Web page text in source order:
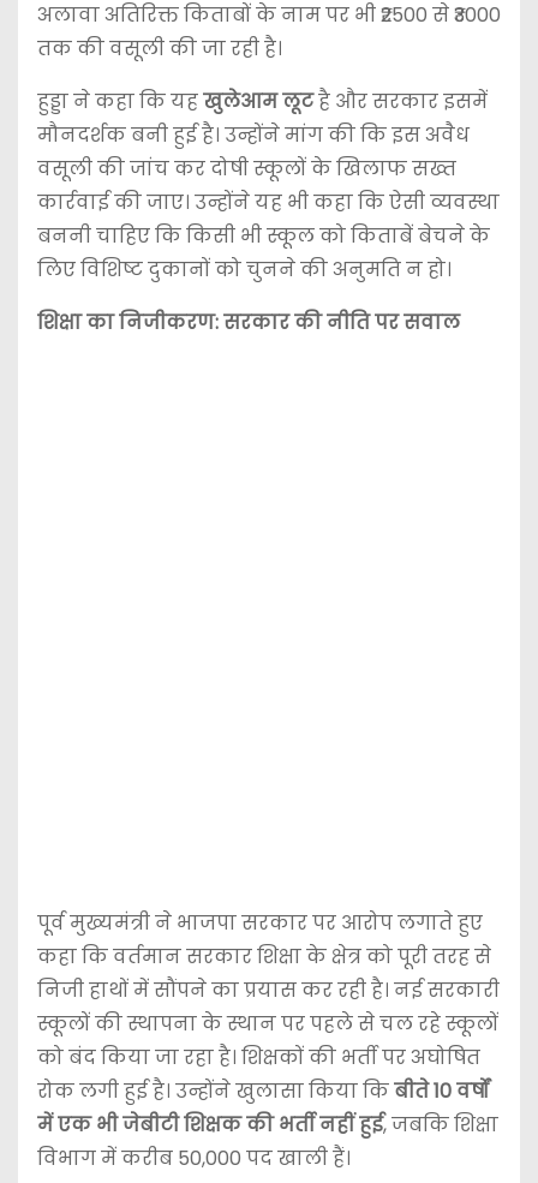
अलावा अतिरिक्त किताबों के नाम पर भी ₹2500 से ₹3000
तक की वसूली की जा रही है।
हुड्डा ने कहा कि यहखुलेआम लूटहै और सरकार इसमें
मौनदर्शक बनी हुई है। उन्होंने मांग की कि इस अवैध
वसूली की जांच कर दोषी स्कूलों के खिलाफ सख्त
कार्रवाई की जाए। उन्होंने यह भी कहा कि ऐसी व्यवस्था
बननी चाहिए कि किसी भी स्कूल को किताबें बेचने के
लिए विशिष्ट दुकानों को चुनने की अनुमति न हो।
शिक्षा का निजीकरण: सरकार की नीति पर सवाल
पूर्व मुख्यमंत्री ने भाजपा सरकार पर आरोप लगाते हुए
कहा कि वर्तमान सरकार शिक्षा के क्षेत्र को पूरी तरह से
निजी हाथों में सौंपने का प्रयास कर रही है। नई सरकारी
स्कूलों की स्थापना के स्थान पर पहले से चल रहे स्कूलों
को बंद किया जा रहा है। शिक्षकों की भर्ती पर अघोषित
रोक लगी हुई है। उन्होंने खुलासा किया किबीते 10 वर्षों
में एक भी जेबीटी शिक्षक की भर्ती नहीं हुई, जबकि शिक्षा
विभाग में करीब 50,000 पद खाली हैं।